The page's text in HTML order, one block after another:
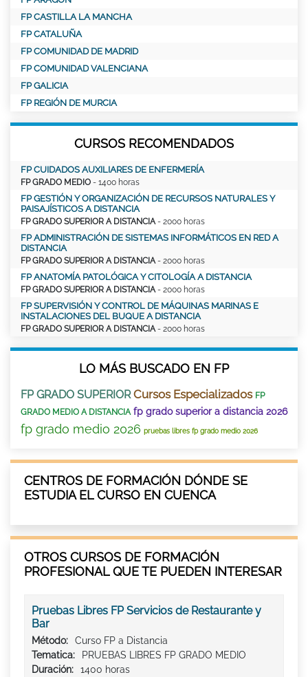
FP CASTILLA LA MANCHA
FP CATALUÑA
FP COMUNIDAD DE MADRID
FP COMUNIDAD VALENCIANA
FP GALICIA
FP REGIÓN DE MURCIA
CURSOS RECOMENDADOS
FP CUIDADOS AUXILIARES DE ENFERMERÍA
FP GRADO MEDIO - 1400 horas
FP GESTIÓN Y ORGANIZACIÓN DE RECURSOS NATURALES Y
PAISAJÍSTICOS A DISTANCIA
FP GRADO SUPERIOR A DISTANCIA - 2000 horas
FP ADMINISTRACIÓN DE SISTEMAS INFORMÁTICOS EN RED A
DISTANCIA
FP GRADO SUPERIOR A DISTANCIA - 2000 horas
FP ANATOMÍA PATOLÓGICA Y CITOLOGÍA A DISTANCIA
FP GRADO SUPERIOR A DISTANCIA - 2000 horas
FP SUPERVISIÓN Y CONTROL DE MÁQUINAS MARINAS E
INSTALACIONES DEL BUQUE A DISTANCIA
FP GRADO SUPERIOR A DISTANCIA - 2000 horas
LO MÁS BUSCADO EN FP
FP GRADO SUPERIOR Cursos Especializados FP
GRADO MEDIO A DISTANCIA fp grado superior a distancia 2026
fp grado medio 2026 pruebas libres fp grado medio 2026
CENTROS DE FORMACIÓN DÓNDE SE
ESTUDIA EL CURSO EN CUENCA
OTROS CURSOS DE FORMACIÓN
PROFESIONAL QUE TE PUEDEN INTERESAR
Pruebas Libres FP Servicios de Restaurante y
Bar
Método:
Curso FP a Distancia
Tematica:
PRUEBAS LIBRES FP GRADO MEDIO
Duración:
1400 horas